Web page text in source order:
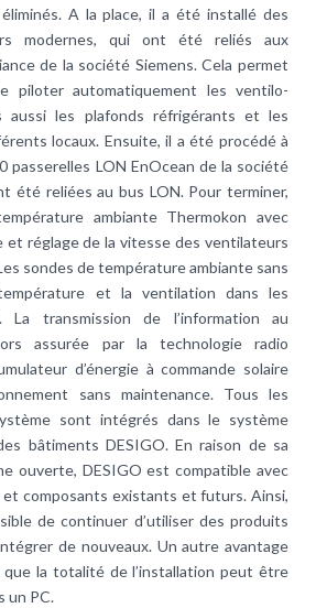
A la place, il a été installé des
modernes, qui ont été reliés aux
de la société Siemens. Cela permet
piloter automatiquement les ventilo-
aussi les plafonds réfrigérants et les
locaux. Ensuite, il a été procédé à
passerelles LON EnOcean de la société
été reliées au bus LON. Pour terminer,
ambiante Thermokon avec
et réglage de la vitesse des ventilateurs
sondes de température ambiante sans
et la ventilation dans les
La transmission de l’information au
assurée par la technologie radio
d’énergie à commande solaire
sans maintenance. Tous les
sont intégrés dans le système
bâtiments DESIGO. En raison de sa
ouverte, DESIGO est compatible avec
composants existants et futurs. Ainsi,
de continuer d’utiliser des produits
de nouveaux. Un autre avantage
la totalité de l’installation peut être
un PC.